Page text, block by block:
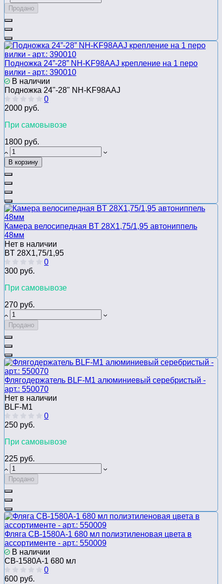
Продано
Подножка 24”-28” NH-KF98AAJ крепление на 1 перо
вилки - арт.: 390010
В наличии
Подножка 24"-28" NH-KF98AAJ
0
2000 руб.
При самовывозе
1800 руб.
В корзину
Камера велосипедная BT 28Х1,75/1,95 автониппель
48мм
Нет в наличии
BT 28Х1,75/1,95
0
300 руб.
При самовывозе
270 руб.
Продано
Флягодержатель BLF-M1 алюминиевый серебристый -
арт.: 550070
Нет в наличии
BLF-M1
0
250 руб.
При самовывозе
225 руб.
Продано
Фляга CB-1580A-1 680 мл полиэтиленовая цвета в
ассортименте - арт.: 550009
В наличии
CB-1580A-1 680 мл
0
600 руб.